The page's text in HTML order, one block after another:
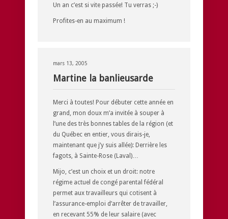
Un an c’est si vite passée! Tu verras ;-)
Profites-en au maximum !
mars 13, 2005
Martine la banlieusarde
Merci à toutes! Pour débuter cette année en
grand, mon doux m’a invitée à souper à
l’une des très bonnes tables de la région (et
du Québec en entier, vous dirais-je,
maintenant que j’y suis allée): Derrière les
fagots , à Sainte-Rose (Laval)…
Mijo, c’est un choix et un droit: notre
régime actuel de congé parental fédéral
permet aux travailleurs qui cotisent à
l’assurance-emploi d’arrêter de travailler,
en recevant 55% de leur salaire (avec